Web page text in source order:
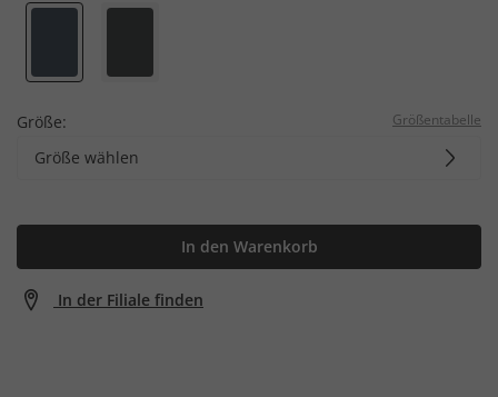
Größe: Größentabelle
Größe wählen
In den Warenkorb
In der Filiale finden